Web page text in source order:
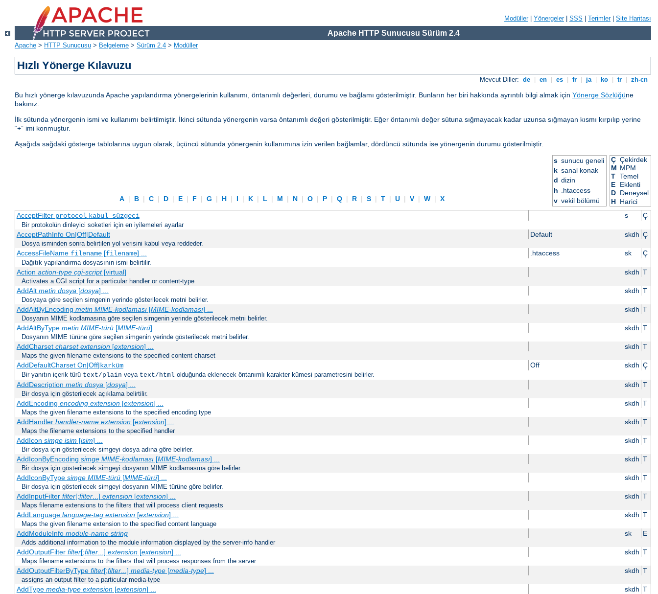
Modüller| Yönergeler| SSS Terimler| Site Haritası
Apache HTTP Sunucusu Sürüm 2.4
Apache > HTTP Sunucusu > Belgeleme > Sürüm 2.4 > Modüller
Hızlı Yönerge Kılavuzu
Mevcut Diller: de en es fr ja ko tr zh-cn
Bu hızlı yönerge kılavuzunda Apache yapılandırma yönergelerinin kullanımı, öntanımlı değerleri, durumu ve bağlamı gösterilmiştir. Bunların her biri hakkında ayrıntılı bilgi almak için Yönerge Sözlüğüne
bakınız.
İlk sütunda yönergenin ismi ve kullanımı belirtilmiştir. İkinci sütunda yönergenin varsa öntanımlı değeri gösterilmiştir. Eğer öntanımlı değer sütuna sığmayacak kadar uzunsa sığmayan kısmı kırpılıp yerine
“+” imi konmuştur.
Aşağıda sağdaki gösterge tablolarına uygun olarak, üçüncü sütunda yönergenin kullanımına izin verilen bağlamlar, dördüncü sütunda ise yönergenin durumu gösterilmiştir.
A | B | C | D | E | F | G | H | I | K | L | M | N | O | P | Q | R | S | T | U | V | W | X
s sunucu geneli
k sanal konak
d dizin
h .htaccess
v vekil bölümü
Ç Çekirdek
M MPM
T Temel
E
Eklenti
D Deneysel
H Harici
AcceptFilter protocol kabul_süzgeci s Ç
Bir protokolün dinleyici soketleri için en iyilemeleri ayarlar
AcceptPathInfo On|Off|Default Default skdh Ç
Dosya isminden sonra belirtilen yol verisini kabul veya reddeder.
AccessFileName filename[filename] ... .htaccess sk Ç
Dağıtık yapılandırma dosyasının ismi belirtilir.
Action action-type cgi-script[virtual] skdh T
Activates a CGI script for a particular handler or content-type
AddAlt metin dosya[dosya] ... skdh T
Dosyaya göre seçilen simgenin yerinde gösterilecek metni belirler.
AddAltByEncoding metin MIME-kodlaması[MIME-kodlaması] ... skdh T
Dosyanın MIME kodlamasına göre seçilen simgenin yerinde gösterilecek metni belirler.
AddAltByType metin MIME-türü[MIME-türü] ... skdh T
Dosyanın MIME türüne göre seçilen simgenin yerinde gösterilecek metni belirler.
AddCharset charset extension[extension] ... skdh T
Maps the given filename extensions to the specified content charset
AddDefaultCharset On|Off|karküm Off skdh Ç
Bir yanıtın içerik türü text/plain veya text/html olduğunda eklenecek öntanımlı karakter kümesi parametresini belirler.
AddDescription metin dosya[dosya] ... skdh T
Bir dosya için gösterilecek açıklama belirtilir.
AddEncoding encoding extension[extension] ... skdh T
Maps the given filename extensions to the specified encoding type
AddHandler handler-name extension[extension] ... skdh T
Maps the filename extensions to the specified handler
AddIcon simge isim [isim] ... skdh T
Bir dosya için gösterilecek simgeyi dosya adına göre belirler.
AddIconByEncoding simge MIME-kodlaması[MIME-kodlaması] ... skdh T
Bir dosya için gösterilecek simgeyi dosyanın MIME kodlamasına göre belirler.
AddIconByType simge MIME-türü[MIME-türü] ... skdh T
Bir dosya için gösterilecek simgeyi dosyanın MIME türüne göre belirler.
AddInputFilter filter[;filter...] extension[extension] ... skdh T
Maps filename extensions to the filters that will process client requests
AddLanguage language-tag extension[extension] ... skdh T
Maps the given filename extension to the specified content language
AddModuleInfo module-name string sk E
Adds additional information to the module information displayed by the server-info handler
AddOutputFilter filter[;filter...] extension[extension] ... skdh T
Maps filename extensions to the filters that will process responses from the server
AddOutputFilterByType filter[;filter...] media-type[media-type] ... skdh T
assigns an output filter to a particular media-type
AddType media-type extension[extension] ... skdh T